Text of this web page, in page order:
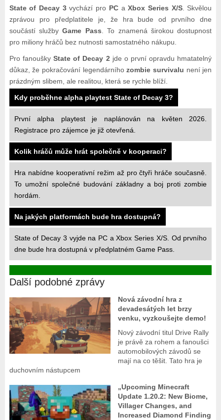
State of Decay 3vychází pro PCaXbox Series X/S. Skvělou
zprávou pro předplatitele je, že hra bude od prvního dne
součástí službyGame Pass . To znamená širokou dostupnost
pro miliony hráčů bez nutnosti samostatného nákupu.
Pro fanoušky State of Decay 2 jde o první opravdu hmatatelný
důkaz, že pokračování legendárníhozombie survivalu není jen
prázdným slibem, ale realitou, která se rychle blíží.
Kdy proběhne alpha playtest State of Decay 3?
První alpha playtest je naplánován na květen 2026.
Registrace pro zájemce je již otevřená.
Kolik hráčů může hrát společně v kooperaci?
Hra nabídne kooperativní režim až pro čtyři hráče současně.
To umožní společné budování základny a boj proti zombie
hordám.
Na jakých platformách bude hra dostupná?
State of Decay 3 vyjde na PC a Xbox Series X/S. Od prvního
dne bude hra dostupná v předplatném Game Pass.
Další podobné zprávy
Nová závodní hra z
devadesátých let brzy
venku, vyzkoušejte demo!
Nový závodní titul Drive Rally
je právě za rohem a fanoušci
automobilových závodů se
mají na co těšit. Tato hra je
duchovním nástupcem
„Upcoming Minecraft
Update 1.20.2: New Biome,
Villager Changes, and
Increased Diamond Finding